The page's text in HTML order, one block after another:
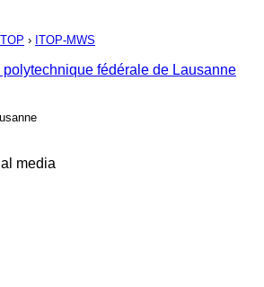
ITOP › ITOP-MWS
media